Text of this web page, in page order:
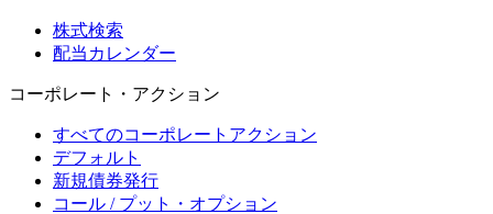
株式検索
配当カレンダー
コーポレート・アクション
すべてのコーポレートアクション
デフォルト
新規債券発行
コール / プット・オプション